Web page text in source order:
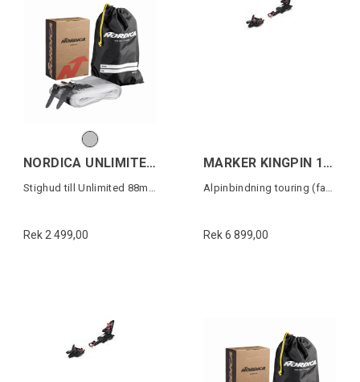
NORDICA UNLIMITED 88 SKIN
Stighud till Unlimited 88mm skidor
Rek 2 499,00
MARKER KINGPIN 10 75-100MM Svart/Röd
Alpinbindning touring (fast)
Rek 6 899,00